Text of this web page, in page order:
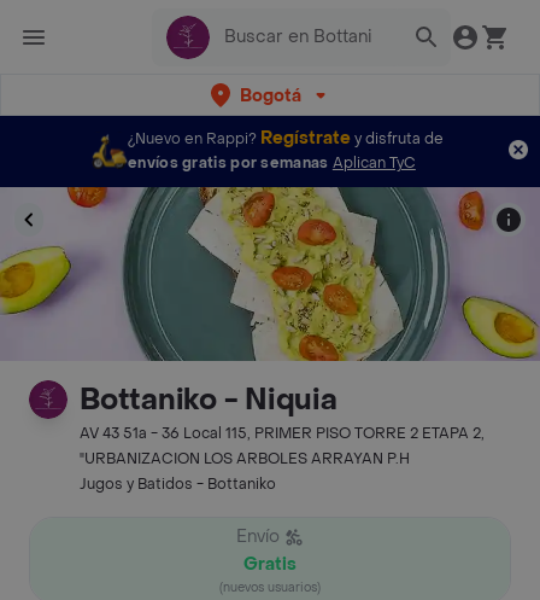
Bogotá
¿Nuevo en Rappi? Regístratey disfruta de
envíos gratis por semanas Aplican TyC
Bottaniko - Niquia
AV 43 51a - 36 Local 115, PRIMER PISO TORRE 2 ETAPA 2,
"URBANIZACION LOS ARBOLES ARRAYAN P.H
Jugos y Batidos - Bottaniko
Envío
Gratis
(nuevos usuarios)